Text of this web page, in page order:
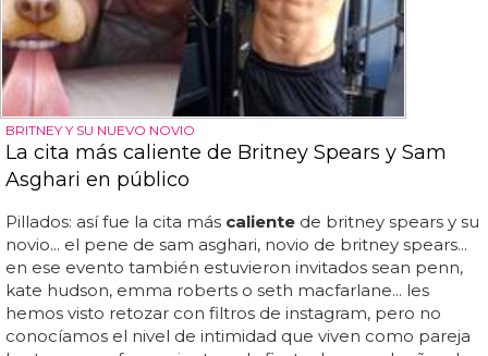
BRITNEY Y SU NUEVO NOVIO
La cita más caliente de Britney Spears y Sam
Asghari en público
Pillados: así fue la cita más caliente de britney spears y su
novio... el pene de sam asghari, novio de britney spears...
en ese evento también estuvieron invitados sean penn,
kate hudson, emma roberts o seth macfarlane... les
hemos visto retozar con filtros de instagram, pero no
conocíamos el nivel de intimidad que viven como pareja